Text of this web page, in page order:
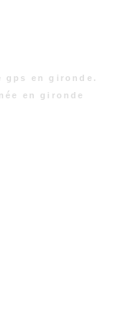
gps en gironde.
en gironde